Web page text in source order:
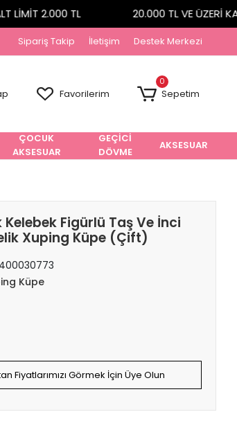
LİMİT 2.000 TL 20.000 TL VE ÜZERİ
Sipariş Takip İletişim Destek Merkezi
Favorilerim
0
Sepetim
ÇOCUK
AKSESUAR
GEÇİCİ
DÖVME
AKSESUAR
Kelebek Figürlü Taş Ve İnci
Xuping Küpe (Çift)
Küpe
Fiyatlarımızı Görmek İçin Üye Olun